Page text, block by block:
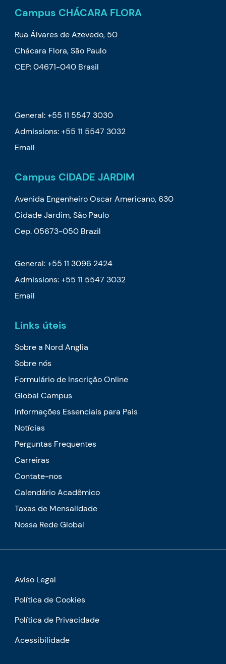
Campus CHÁCARA FLORA
Rua Álvares de Azevedo, 50
Chácara Flora, São Paulo
CEP: 04671-040 Brasil
General: +55 11 5547 3030
Admissions: +55 11 5547 3032
Email
Campus CIDADE JARDIM
Avenida Engenheiro Oscar Americano, 630
Cidade Jardim, São Paulo
Cep. 05673-050 Brazil
General: +55 11 3096 2424
Admissions: +55 11 5547 3032
Email
Links úteis
Sobre a Nord Anglia
Sobre nós
Formulário de Inscrição Online
Global Campus
Informações Essenciais para Pais
Notícias
Perguntas Frequentes
Carreiras
Contate-nos
Calendário Acadêmico
Taxas de Mensalidade
Nossa Rede Global
Aviso Legal
Política de Cookies
Política de Privacidade
Acessibilidade